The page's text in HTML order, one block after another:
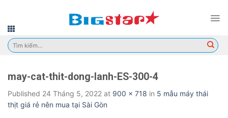
content
Tìm
kiếm:
may-cat-thit-dong-lanh-ES-300-4
Published 24 Tháng 5, 2022 at 900 × 718 in 5 mẫu máy thái
thịt giá rẻ nên mua tại Sài Gòn